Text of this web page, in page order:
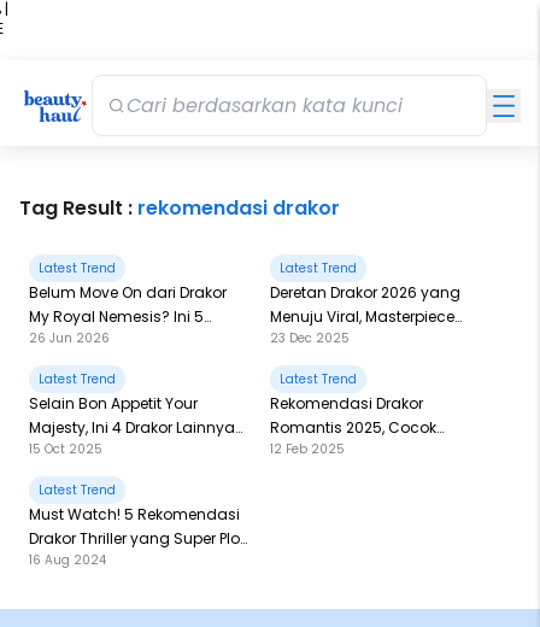
|
Tag Result : rekomendasi drakor
Latest Trend
Belum Move On dari Drakor
My Royal Nemesis? Ini 5
Romcom Lainnya yang Bikin
Ketawa Sampai Nangis!
26 Jun 2026
Latest Trend
Deretan Drakor 2026 yang
Menuju Viral, Masterpiece
Semuanya!
23 Dec 2025
Latest Trend
Selain Bon Appetit Your
Majesty, Ini 4 Drakor Lainnya
yang Semuanya Tentang
Makanan!
15 Oct 2025
Latest Trend
Rekomendasi Drakor
Romantis 2025, Cocok
Ditonton Saat Valentine!
12 Feb 2025
Latest Trend
Must Watch! 5 Rekomendasi
Drakor Thriller yang Super Plot
Twist di 2024
16 Aug 2024